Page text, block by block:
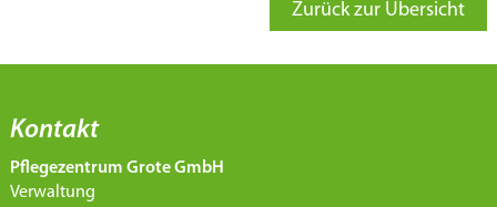
Zurück zur Übersicht
Kontakt
Pflegezentrum Grote GmbH
Verwaltung